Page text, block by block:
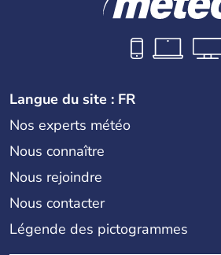
Langue du site : FR
Nos experts météo
Nous connaître
Nous rejoindre
Nous contacter
Légende des pictogrammes